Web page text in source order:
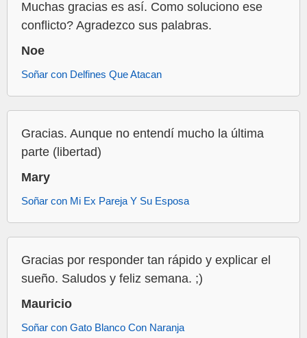
Muchas gracias es así. Como soluciono ese
conflicto? Agradezco sus palabras.
Noe
Soñar con Delfines Que Atacan
Gracias. Aunque no entendí mucho la última
parte (libertad)
Mary
Soñar con Mi Ex Pareja Y Su Esposa
Gracias por responder tan rápido y explicar el
sueño. Saludos y feliz semana. ;)
Mauricio
Soñar con Gato Blanco Con Naranja